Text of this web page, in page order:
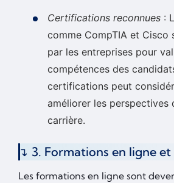
Certifications reconnues :
comme CompTIA et Cisco
par les entreprises pour
compétences des
certifications peut
améliorer les perspectives
carrière.
3. Formations en ligne
Les formations en ligne sont